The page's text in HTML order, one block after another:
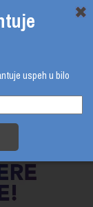
uspeh u bilo
011 4011 210